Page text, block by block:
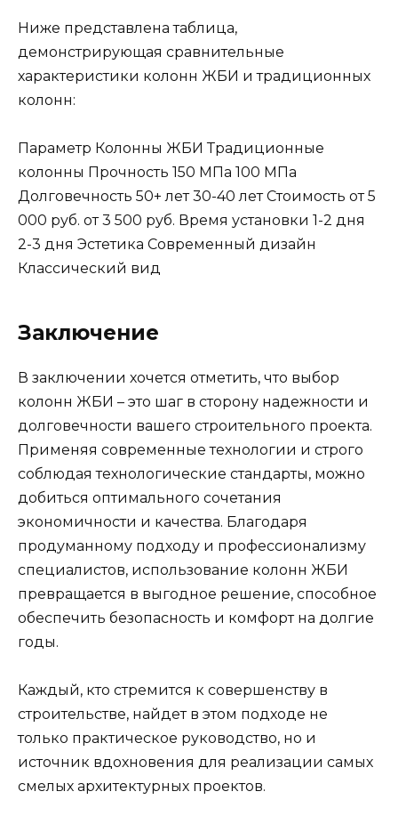
Ниже представлена таблица,
демонстрирующая сравнительные
характеристики колонн ЖБИ и традиционных
колонн:
Параметр Колонны ЖБИ Традиционные
колонны Прочность 150 МПа 100 МПа
Долговечность 50+ лет 30-40 лет Стоимость от 5
000 руб. от 3 500 руб. Время установки 1-2 дня
2-3 дня Эстетика Современный дизайн
Классический вид
Заключение
В заключении хочется отметить, что выбор
колонн ЖБИ – это шаг в сторону надежности и
долговечности вашего строительного проекта.
Применяя современные технологии и строго
соблюдая технологические стандарты, можно
добиться оптимального сочетания
экономичности и качества. Благодаря
продуманному подходу и профессионализму
специалистов, использование колонн ЖБИ
превращается в выгодное решение, способное
обеспечить безопасность и комфорт на долгие
годы.
Каждый, кто стремится к совершенству в
строительстве, найдет в этом подходе не
только практическое руководство, но и
источник вдохновения для реализации самых
смелых архитектурных проектов.